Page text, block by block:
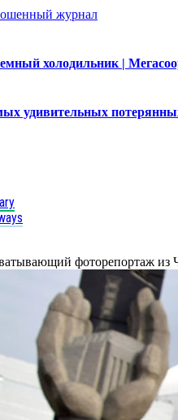
холодильник |
удивительных
фоторепортаж из